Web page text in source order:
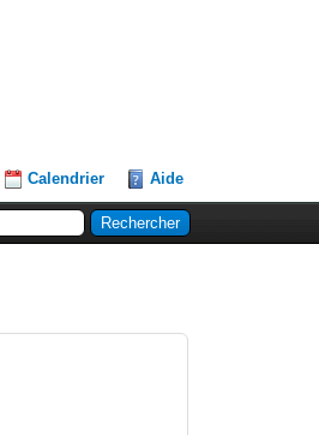
Calendrier Aide